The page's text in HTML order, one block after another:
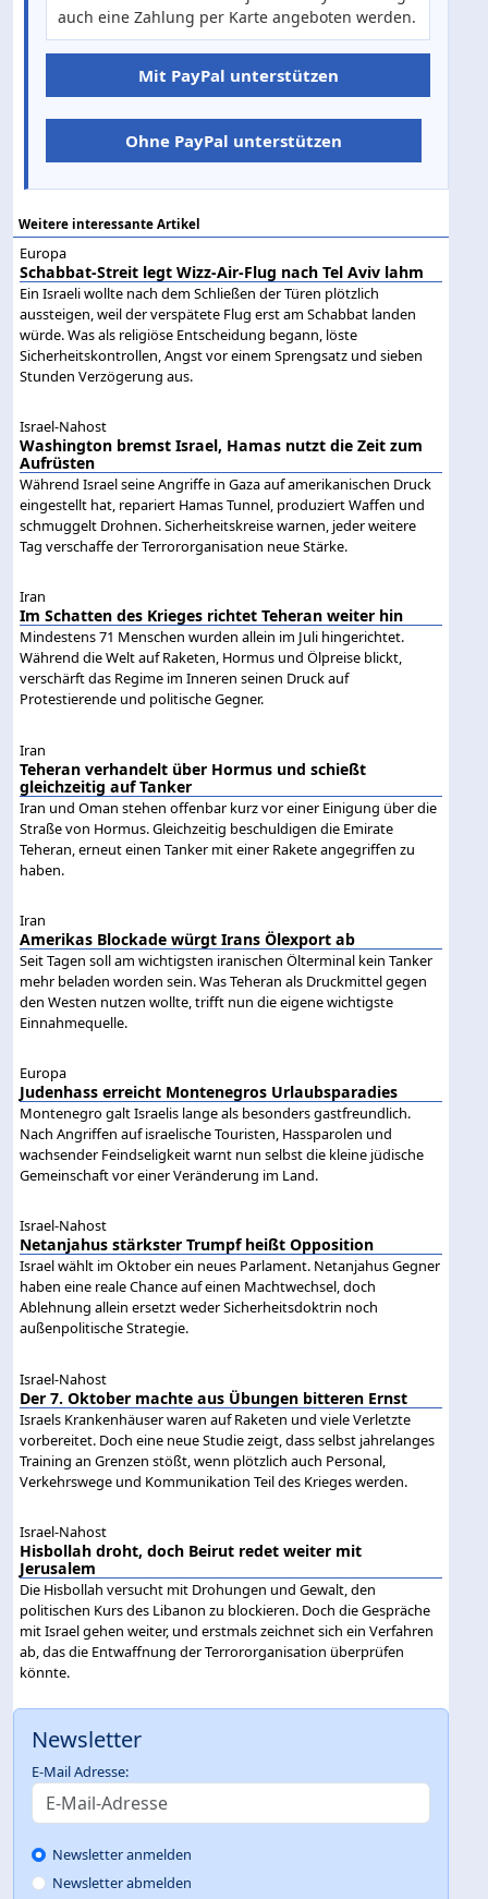
auch eine Zahlung per Karte angeboten werden.
Mit PayPal unterstützen
Ohne PayPal unterstützen
Weitere interessante Artikel
Europa
Schabbat-Streit legt Wizz-Air-Flug nach Tel Aviv lahm
Ein Israeli wollte nach dem Schließen der Türen plötzlich
aussteigen, weil der verspätete Flug erst am Schabbat landen
würde. Was als religiöse Entscheidung begann, löste
Sicherheitskontrollen, Angst vor einem Sprengsatz und sieben
Stunden Verzögerung aus.
Israel-Nahost
Washington bremst Israel, Hamas nutzt die Zeit zum
Aufrüsten
Während Israel seine Angriffe in Gaza auf amerikanischen Druck
eingestellt hat, repariert Hamas Tunnel, produziert Waffen und
schmuggelt Drohnen. Sicherheitskreise warnen, jeder weitere
Tag verschaffe der Terrororganisation neue Stärke.
Iran
Im Schatten des Krieges richtet Teheran weiter hin
Mindestens 71 Menschen wurden allein im Juli hingerichtet.
Während die Welt auf Raketen, Hormus und Ölpreise blickt,
verschärft das Regime im Inneren seinen Druck auf
Protestierende und politische Gegner.
Iran
Teheran verhandelt über Hormus und schießt
gleichzeitig auf Tanker
Iran und Oman stehen offenbar kurz vor einer Einigung über die
Straße von Hormus. Gleichzeitig beschuldigen die Emirate
Teheran, erneut einen Tanker mit einer Rakete angegriffen zu
haben.
Iran
Amerikas Blockade würgt Irans Ölexport ab
Seit Tagen soll am wichtigsten iranischen Ölterminal kein Tanker
mehr beladen worden sein. Was Teheran als Druckmittel gegen
den Westen nutzen wollte, trifft nun die eigene wichtigste
Einnahmequelle.
Europa
Judenhass erreicht Montenegros Urlaubsparadies
Montenegro galt Israelis lange als besonders gastfreundlich.
Nach Angriffen auf israelische Touristen, Hassparolen und
wachsender Feindseligkeit warnt nun selbst die kleine jüdische
Gemeinschaft vor einer Veränderung im Land.
Israel-Nahost
Netanjahus stärkster Trumpf heißt Opposition
Israel wählt im Oktober ein neues Parlament. Netanjahus Gegner
haben eine reale Chance auf einen Machtwechsel, doch
Ablehnung allein ersetzt weder Sicherheitsdoktrin noch
außenpolitische Strategie.
Israel-Nahost
Der 7. Oktober machte aus Übungen bitteren Ernst
Israels Krankenhäuser waren auf Raketen und viele Verletzte
vorbereitet. Doch eine neue Studie zeigt, dass selbst jahrelanges
Training an Grenzen stößt, wenn plötzlich auch Personal,
Verkehrswege und Kommunikation Teil des Krieges werden.
Israel-Nahost
Hisbollah droht, doch Beirut redet weiter mit
Jerusalem
Die Hisbollah versucht mit Drohungen und Gewalt, den
politischen Kurs des Libanon zu blockieren. Doch die Gespräche
mit Israel gehen weiter, und erstmals zeichnet sich ein Verfahren
ab, das die Entwaffnung der Terrororganisation überprüfen
könnte.
Newsletter
E-Mail Adresse:
Newsletter anmelden
Newsletter abmelden